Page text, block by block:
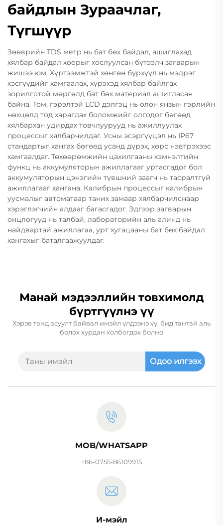
байдлын Зураачлаг,
Түгшүүр
Зөөврийн TDS метр нь бат бөх байдал, ашиглахад
хялбар байдал хоёрыг хослуулсан бүтээлч загварын
жишээ юм. Хүртээмжтэй хөнгөн бүрхүүл нь мэдрэг
хэсгүүдийг хамгаалах, хүрэхэд хялбар байлгах
зорилготой мөргөлд бат бөх материал ашигласан
байна. Том, гэрэлтэй LCD дэлгэц нь олон янзын гэрлийн
нөхцөлд тод харагдах боломжийг олгодог бөгөөд
хялбархан удирдах товчлуурууд нь ажиллуулах
процессыг хялбарчилдаг. Усны эсэргүүцэл нь IP67
стандартыг хангах бөгөөд усанд дүрэх, хөрс нэвтрэхээс
хамгаалдаг. Төхөөрөмжийн цахилгааны хэмнэлтийн
функц нь аккумуляторын ажиллагааг уртасгадог бол
аккумуляторын цэнэгийн түвшний заагч нь тасралтгүй
ажиллагааг хангана. Калибрын процессыг калибрын
уусмалыг автоматаар таних замаар хялбарчилснаар
хэрэглэгчийн алдааг багасгадог. Эдгээр загварын
онцлогууд нь талбай, лабораторийн аль алинд нь
найдвартай ажиллагаа, урт хугацааны бат бөх байдал
хангахыг баталгаажуулдаг.
Манай мэдээллийн товхимолд
бүртгүүлнэ үү
Хэрэв танд асуулт байвал имэйл үлдээнэ үү, бид тантай аль
болох хурдан холбогдох болно
Одоо илгээх
MOB/WHATSAPP
+86-0755-86109915
И-мэйл